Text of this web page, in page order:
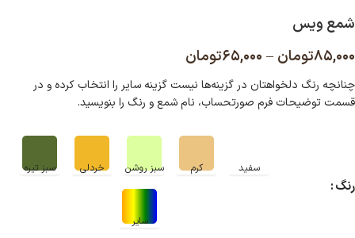
شمع ویس
۸۵,۰۰۰تومان – ۶۵,۰۰۰تومان
چنانچه رنگ دلخواهتان در گزینه‌ها نیست گزینه سایر را انتخاب کرده و در
قسمت توضیحات فرم صورتحساب، نام شمع و رنگ را بنویسید.
رنگ